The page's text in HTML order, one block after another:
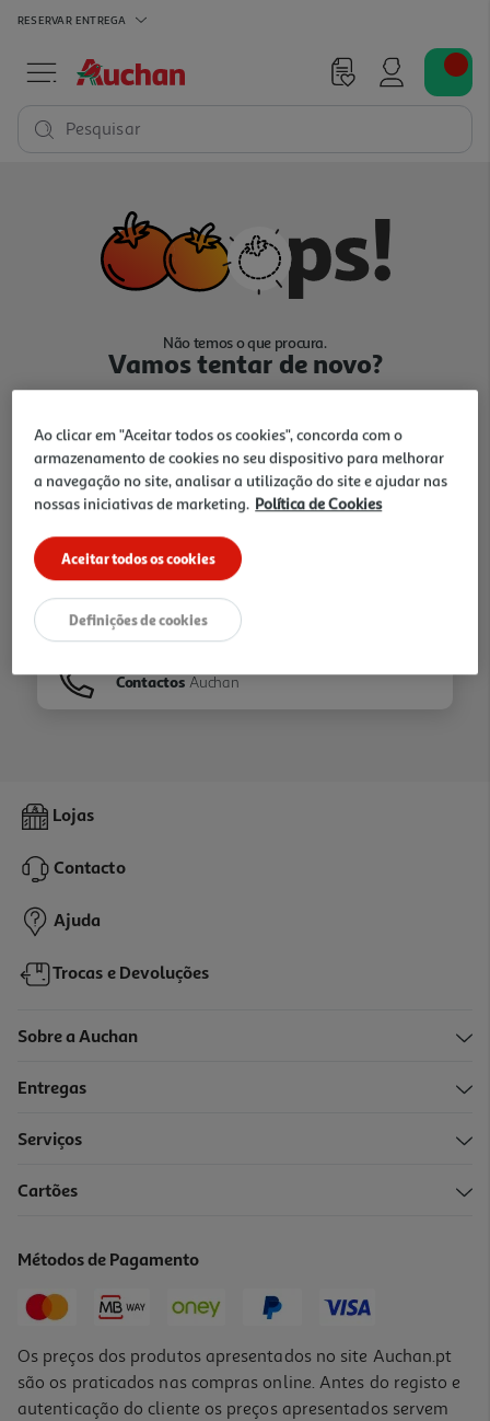
RESERVAR ENTREGA
Pesquisar
Não temos o que procura.
Vamos tentar de novo?
Ir para Homepage
Folhetos
Contactos Auchan
Lojas
Contacto
Ajuda
Trocas e Devoluções
Sobre a Auchan
Entregas
Serviços
Cartões
Métodos de Pagamento
Os preços dos produtos apresentados no site Auchan.pt
são os praticados nas compras online. Antes do registo e
autenticação do cliente os preços apresentados servem
Ao clicar em "Aceitar todos os cookies", concorda com o
armazenamento de cookies no seu dispositivo para melhorar
a navegação no site, analisar a utilização do site e ajudar nas
nossas iniciativas de marketing. Política de Cookies
Aceitar todos os cookies
Definições de cookies